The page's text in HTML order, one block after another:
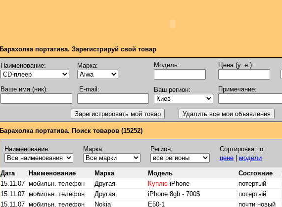
Барахолка портатива. Зарегистрируй свой товар
Наименование: Марка: Модель: Цена (у. е.):
Ваше имя (ник): E-mail: Ваш регион: Примечание:
Барахолка портатива. Поиск товаров (15252)
Наименование: Марка: Регион:
Сортировка по:
цене
модели
Дата Наименование Марка Модель Состояние
15.11.07 мобильн. телефон Другая Куплю iPhone потертый
15.11.07 мобильн. телефон Другая iPhone 8gb - 700$ потертый
15.11.07 мобильн. телефон Nokia Е50-1 почти новый